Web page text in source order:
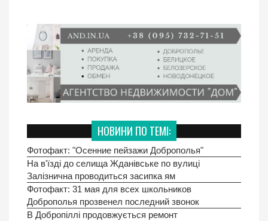
НОВИНИ ПО ТЕМІ:
Фотофакт: "Осенние пейзажи Доброполья"
На в'їзді до селища Жданівське по вулиці
Залізнична проводиться засипка ям
Фотофакт: 31 мая для всех школьников
Доброполья прозвенел последний звонок
В Добропіллі продовжується ремонт